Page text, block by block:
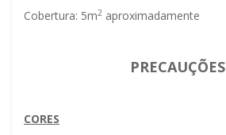
Cobertura: 5m2 aproximadamente
PRECAUÇÕES
CORES